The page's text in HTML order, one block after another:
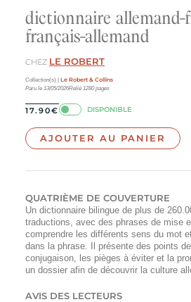
dictionnaire allemand-
français-allemand
CHEZ LE ROBERT
Collection(s) | Le Robert & Collins
Paru le 13/05/2026Relié 1280pages
17.90€ DISPONIBLE
AJOUTER AU PANIER
QUATRIÈME DE COUVERTURE
Un dictionnaire bilingue de plus de
traductions, avec des phrases de mise
comprendre les différents sens du mot
dans la phrase. Il présente des points
conjugaison, les pièges à éviter et la
un dossier afin de découvrir la culture
AVIS DES LECTEURS